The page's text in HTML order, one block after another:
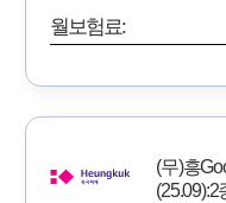
월보험료:
(무)흥